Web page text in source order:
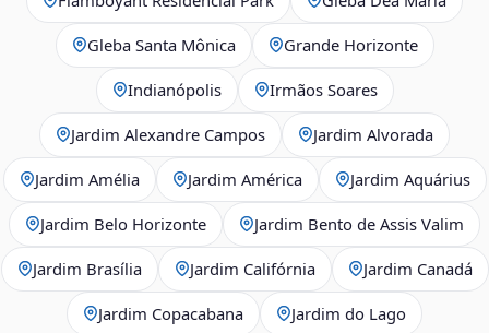
Gleba Santa Mônica Grande Horizonte
Indianópolis Irmãos Soares
Jardim Alexandre Campos Jardim Alvorada
Jardim Amélia Jardim América Jardim Aquárius
Jardim Belo Horizonte Jardim Bento de Assis Valim
Jardim Brasília Jardim Califórnia Jardim Canadá
Jardim Copacabana Jardim do Lago